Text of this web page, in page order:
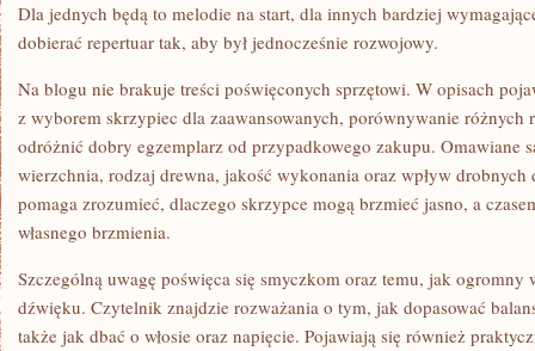
Dla jednych będą to melodie na start, dla innych bardziej
dobierać repertuar tak, aby był jednocześnie rozwojowy.
Na blogu nie brakuje treści poświęconych sprzętowi. W opisach
z wyborem skrzypiec dla zaawansowanych, porównywanie
odróżnić dobry egzemplarz od przypadkowego zakupu. Omawiane
wierzchnia, rodzaj drewna, jakość wykonania oraz wpływ drobnych
pomaga zrozumieć, dlaczego skrzypce mogą brzmieć jasno, a
własnego brzmienia.
Szczególną uwagę poświęca się smyczkom oraz temu, jak ogromny
dźwięku. Czytelnik znajdzie rozważania o tym, jak dopasować
także jak dbać o włosie oraz napięcie. Pojawiają się również